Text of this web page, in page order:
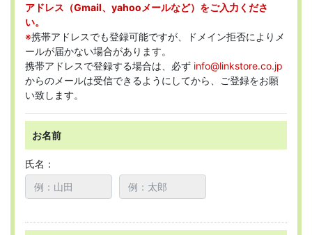
アドレス（Gmail、yahooメールなど）をご入力くださ
い。
※携帯アドレスでも登録可能ですが、ドメイン拒否によりメ
ールが届かない場合があります。
携帯アドレスで登録する場合は、必ず info@linkstore.co.jp
からのメールは受信できるようにしてから、ご登録をお願
い致します。
お名前
氏名：